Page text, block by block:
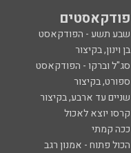
פודקאסטים
שבע תשע - הפודקאסט
בן וינון, בקיצור
סג"ל וברקו - הפודקאסט
ספורט, בקיצור
שניים עד ארבע, בקיצור
קרסו יוצא לאכול
ככה קמתי
הכול פתוח - אמנון רגב